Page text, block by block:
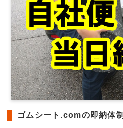
ゴムシート.comの即納体制